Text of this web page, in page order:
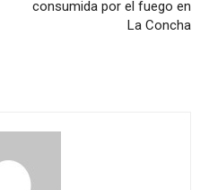
consumida por el fuego en
La Concha